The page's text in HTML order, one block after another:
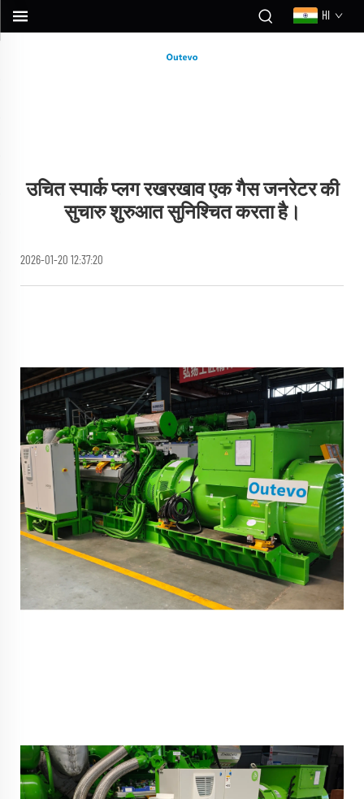
HI
उचित स्पार्क प्लग रखरखाव एक गैस जनरेटर की
सुचारु शुरुआत सुनिश्चित करता है।
2026-01-20 12:37:20